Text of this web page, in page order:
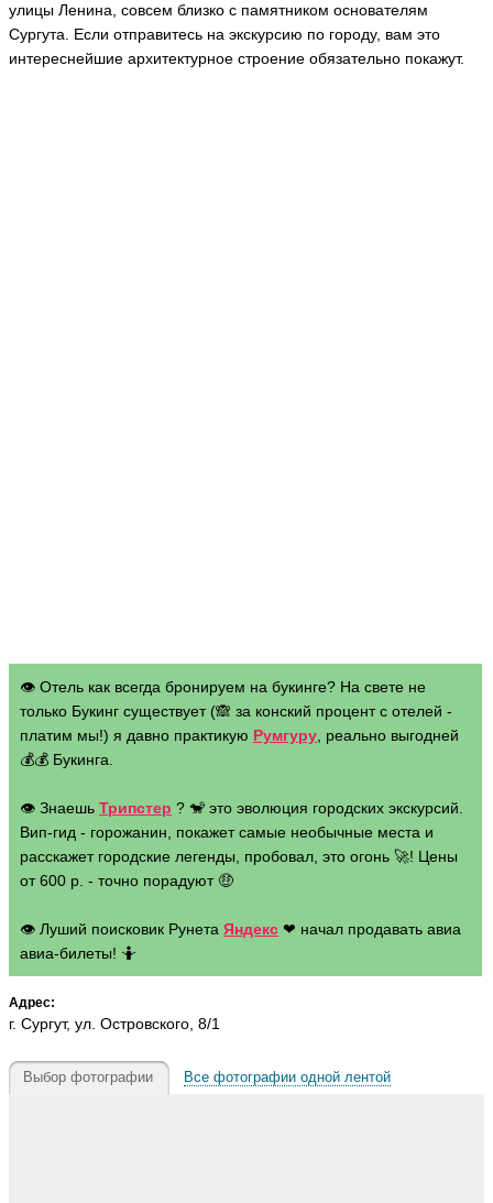
улицы Ленина, совсем близко с памятником основателям
Сургута. Если отправитесь на экскурсию по городу, вам это
интереснейшие архитектурное строение обязательно покажут.
👁 Отель как всегда бронируем на букинге? На свете не
только Букинг существует (🙈 за конский процент с отелей -
платим мы!) я давно практикую Румгуру , реально выгодней
💰💰 Букинга.
👁 Знаешь Трипстер ? 🐒 это эволюция городских экскурсий.
Вип-гид - горожанин, покажет самые необычные места и
расскажет городские легенды, пробовал, это огонь 🚀! Цены
от 600 р. - точно порадуют 🤑
👁 Луший поисковик Рунета Яндекс ❤ начал продавать авиа
авиа-билеты! 🤷
Адрес:
г. Сургут, ул. Островского, 8/1
Выбор фотографии Все фотографии одной лентой